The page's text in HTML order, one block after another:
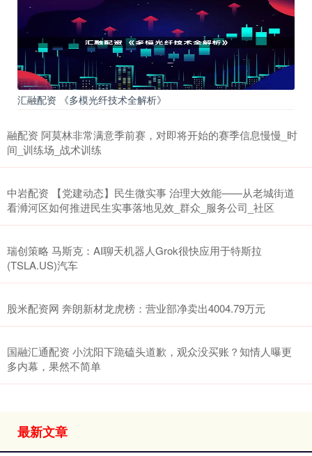
汇融配资 《多模光纤技术全解析》
融配资 阿莫林非常满意季前赛，对即将开始的赛季信息慢慢_时
间_训练场_战术训练
中岩配资 【党建动态】民生微实事 治理大效能——从老城街道
看浉河区如何推进民生实事落地见效_群众_服务公司_社区
瑞创策略 马斯克：AI聊天机器人Grok很快应用于特斯拉
(TSLA.US)汽车
股米配资网 奔朗新材龙虎榜：营业部净卖出4004.79万元
国融汇通配资 小沈阳下跪磕头道歉，观众没买账？知情人曝更
多内幕，果然不简单
最新文章